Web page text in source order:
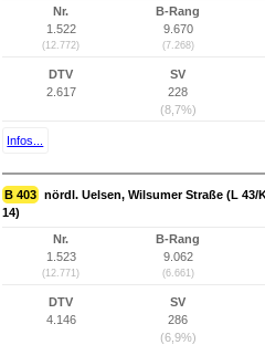
Nr.
1.522
(12.772)
B-Rang
9.670
(7.268)
DTV
2.617
SV
228
(8,7%)
Infos...
B 403 nördl. Uelsen, Wilsumer Straße (L
14)
Nr.
1.523
(12.771)
B-Rang
9.062
(6.661)
DTV
4.146
SV
286
(6,9%)